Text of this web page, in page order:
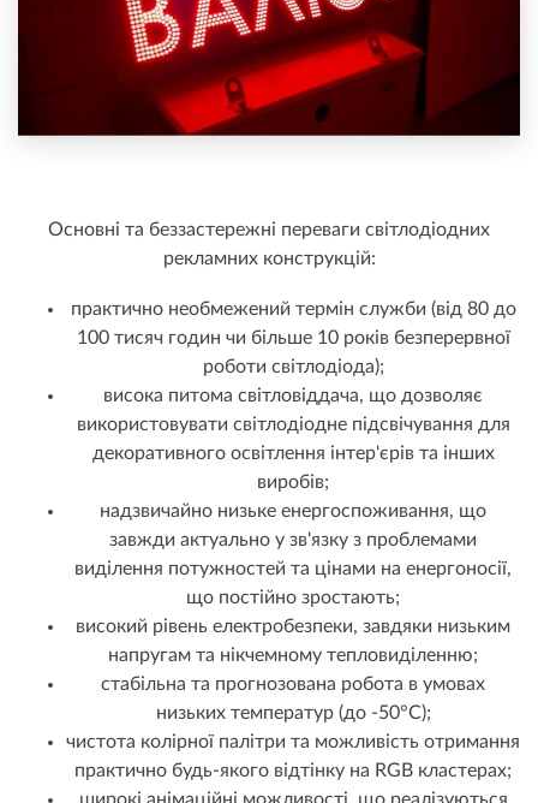
Основні та беззастережні переваги світлодіодних
рекламних конструкцій:
практично необмежений термін служби (від 80 до
100 тисяч годин чи більше 10 років безперервної
роботи світлодіода);
висока питома світловіддача, що дозволяє
використовувати світлодіодне підсвічування для
декоративного освітлення інтер'єрівта інших
виробів;
надзвичайно низьке енергоспоживання, що
завжди актуально у зв'язку з проблемами
виділення потужностей та цінами на енергоносії,
що постійно зростають;
високий рівень електробезпеки, завдяки низьким
напругам та нікчемному тепловиділенню;
стабільна та прогнозована робота в умовах
низьких температур (до -50°C);
чистота колірної палітри та можливість отримання
практично будь-якого відтінку на RGB кластерах;
широкі анімаційні можливості, що реалізуються